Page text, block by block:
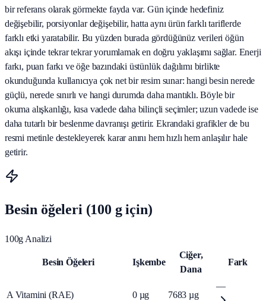
bir referans olarak görmekte fayda var. Gün içinde hedefiniz
değişebilir, porsiyonlar değişebilir, hatta aynı ürün farklı tariflerde
farklı etki yaratabilir. Bu yüzden burada gördüğünüz verileri öğün
akışı içinde tekrar tekrar yorumlamak en doğru yaklaşımı sağlar. Enerji
farkı, puan farkı ve öğe bazındaki üstünlük dağılımı birlikte
okunduğunda kullanıcıya çok net bir resim sunar: hangi besin nerede
güçlü, nerede sınırlı ve hangi durumda daha mantıklı. Böyle bir
okuma alışkanlığı, kısa vadede daha bilinçli seçimler; uzun vadede ise
daha tutarlı bir beslenme davranışı getirir. Ekrandaki grafikler de bu
resmi metinle destekleyerek karar anını hem hızlı hem anlaşılır hale
getirir.
Besin öğeleri (100 g için)
100g Analizi
Besin Öğeleri Işkembe
Ciğer,
Dana
Fark
A Vitamini (RAE) 0 µg 7683 µg
—